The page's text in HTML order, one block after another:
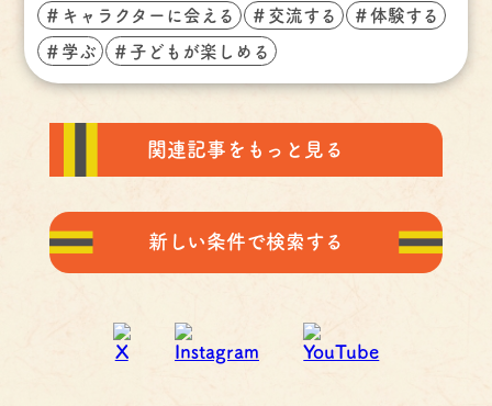
＃キャラクターに会える ＃交流する ＃体験する
＃学ぶ ＃子どもが楽しめる
関連記事をもっと見る
新しい条件で検索する